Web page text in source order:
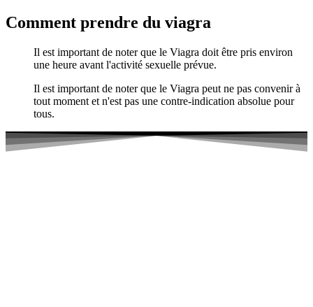
Comment prendre du viagra
Il est important de noter que le Viagra doit être pris environ
une heure avant l'activité sexuelle prévue.
Il est important de noter que le Viagra peut ne pas convenir à
tout moment et n'est pas une contre-indication absolue pour
tous.